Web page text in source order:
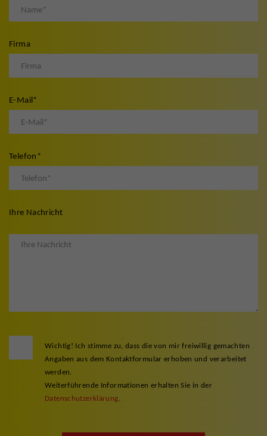
Firma
E-Mail*
Telefon *
Ihre Nachricht
Wichtig! Ich stimme zu, dass die von mir freiwillig gemachten
Angaben aus dem Kontaktformular erhoben und verarbeitet
werden.
Weiterführende Informationen erhalten Sie in der
Datenschutzerklärung